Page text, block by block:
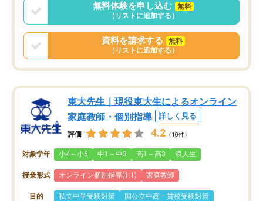
無料体験を申し込む
無料
（リストに追加する）
資料を請求する
無料
（リストに追加する）
東大先生｜現役東大生によるオンライン
家庭教師・個別指導
詳しく見る
評価 4.2 （10件）
対象学年 小4～小6 中1～中3 高1～高3 浪人生
授業形式 オンライン個別指導(1:1) 家庭教師
目的 私立中学受験対策
国公立中高一貫校受験対策